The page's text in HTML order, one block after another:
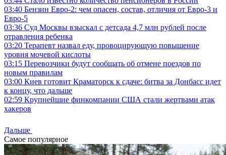
03:40 Бензин Евро-2: чем опасен, состав, отличия от Евро-3 и
Евро-5
03:36 Суд Москвы взыскал с детсада 4,7 млн рублей после
отравления ребенка
03:20 Терапевт назвал еду, провоцирующую повышение
уровня мочевой кислоты
03:15 Перевозчики будут сообщать об отмене поездов по
новым правилам
03:00 Киев готовит Краматорск к сдаче: битва за Донбасс идет
к концу, что дальше
02:59 Крупнейшие финкомпании США стали жертвами атак
хакеров
Дальше
Самое популярное